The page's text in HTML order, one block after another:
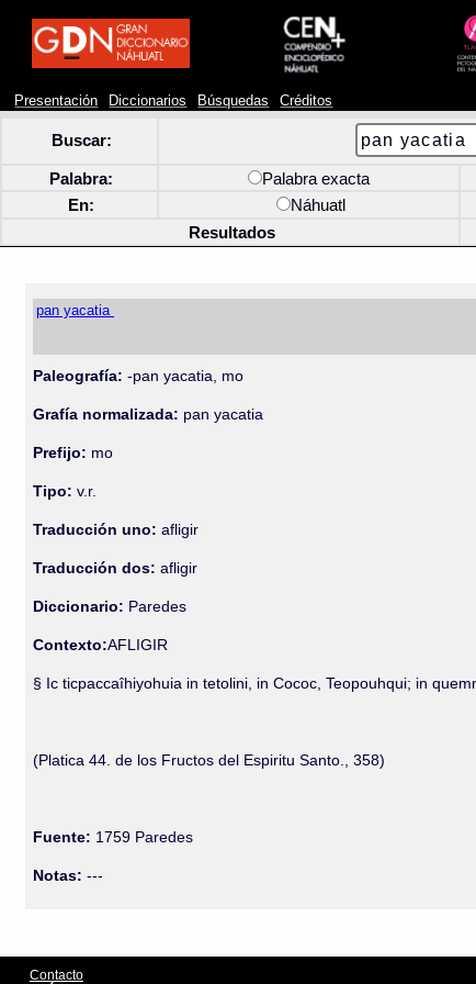
Presentación Diccionarios Búsquedas Créditos
Buscar:
Palabra: Palabra exacta
En:
Náhuatl
Resultados
pan yacatia
Paleografía: -pan yacatia, mo
Grafía normalizada: pan yacatia
Prefijo: mo
Tipo: v.r.
Traducción uno: afligir
Traducción dos: afligir
Diccionario: Paredes
Contexto:AFLIGIR
§ Ic ticpaccaîhiyohuia in tetolini, in Cococ, Teopouhqui; in
(Platica 44. de los Fructos del Espiritu Santo., 358)
Fuente: 1759 Paredes
Notas: ---
Contacto